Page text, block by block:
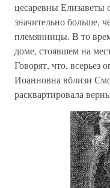
цесаревны Елизаветы
значительно больше,
племянницы. В то
доме, стоявшем на
Говорят, что, всерьез
Иоанновна вблизи
расквартировала